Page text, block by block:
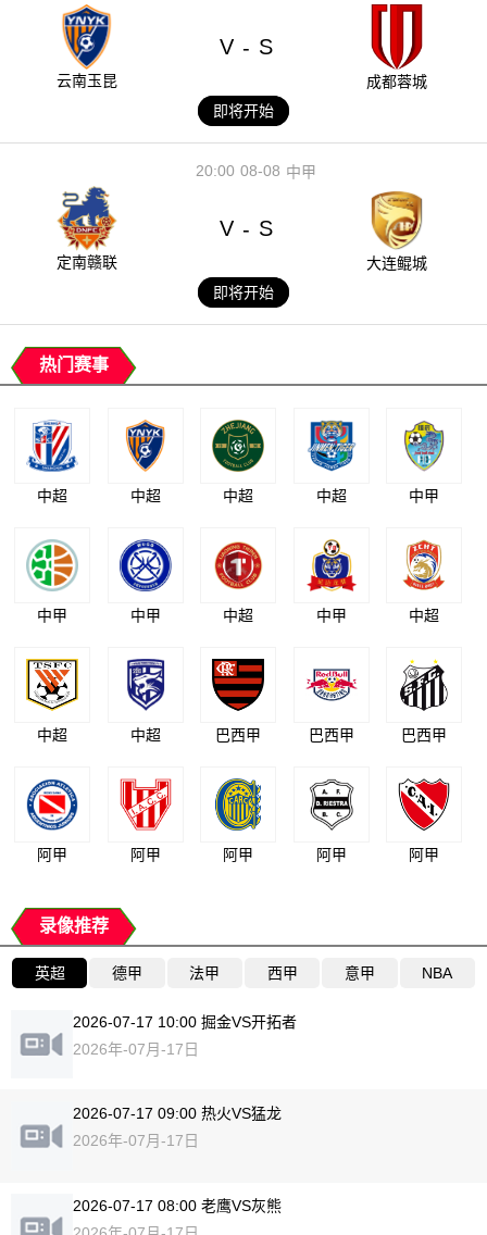
云南玉昆
V - S
成都蓉城
即将开始
08-08
20:00 中甲
定南赣联
V - S
大连鲲城
即将开始
热门赛事
中超 中超 中超 中超 中甲
中甲 中甲 中超 中甲 中超
中超 中超 巴西甲 巴西甲 巴西甲
阿甲 阿甲 阿甲 阿甲 阿甲
录像推荐
英超 德甲 法甲 西甲 意甲 NBA
2026-07-17 10:00 掘金VS开拓者
2026年-07月-17日
2026-07-17 09:00 热火VS猛龙
2026年-07月-17日
2026-07-17 08:00 老鹰VS灰熊